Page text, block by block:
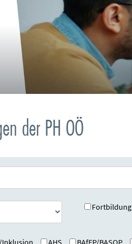
der PH OÖ
Fortbildung
Inklusion AHS BAfEP/BASOP